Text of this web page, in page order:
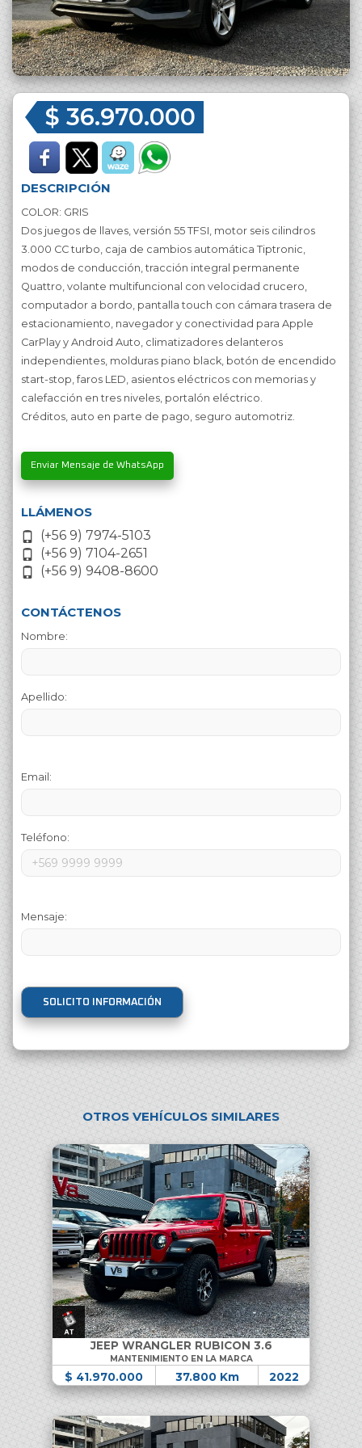
$ 36.970.000
DESCRIPCIÓN
COLOR: GRIS
Dos juegos de llaves, versión 55 TFSI, motor seis cilindros
3.000 CC turbo, caja de cambios automática Tiptronic,
modos de conducción, tracción integral permanente
Quattro, volante multifuncional con velocidad crucero,
computador a bordo, pantalla touch con cámara trasera de
estacionamiento, navegador y conectividad para Apple
CarPlay y Android Auto, climatizadores delanteros
independientes, molduras piano black, botón de encendido
start-stop, faros LED, asientos eléctricos con memorias y
calefacción en tres niveles, portalón eléctrico.
Créditos, auto en parte de pago, seguro automotriz.
Enviar Mensaje de WhatsApp
LLÁMENOS
(+56 9) 7974-5103
(+56 9) 7104-2651
(+56 9) 9408-8600
CONTÁCTENOS
Nombre:
Apellido:
Email:
Teléfono:
Mensaje:
SOLICITO INFORMACIÓN
OTROS VEHÍCULOS SIMILARES
JEEP WRANGLER RUBICON 3.6
MANTENIMIENTO EN LA MARCA
$ 41.970.000 37.800 Km 2022